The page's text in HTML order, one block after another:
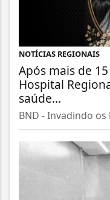
NOTÍCIAS REGIONAIS
Após mais de
Hospital
saúde...
BND - Invadindo